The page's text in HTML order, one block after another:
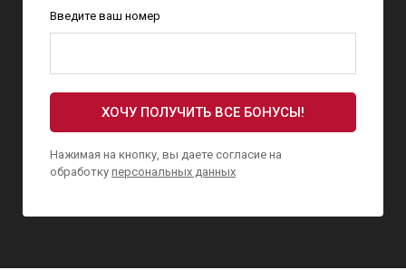
Введите ваш номер
ХОЧУ ПОЛУЧИТЬ ВСЕ БОНУСЫ!
Нажимая на кнопку, вы даете согласие на
обработку персональных данных